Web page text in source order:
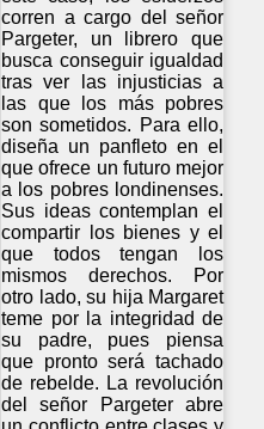
corren a cargo del señor
Pargeter, un librero que
busca conseguir igualdad
tras ver las injusticias a
las que los más pobres
son sometidos. Para ello,
diseña un panfleto en el
que ofrece un futuro mejor
a los pobres londinenses.
Sus ideas contemplan el
compartir los bienes y el
que todos tengan los
mismos derechos. Por
otro lado, su hija Margaret
teme por la integridad de
su padre, pues piensa
que pronto será tachado
de rebelde. La revolución
del señor Pargeter abre